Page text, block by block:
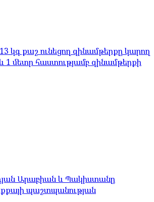
կգ քաշ ունեցող զինամթերքը կարող
1 մետր հաստությամբ զինամթերքի
Արաբիան և Պակիստանը
պաշտպանության